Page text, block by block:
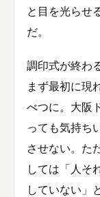
と目を光らせ
だ。
調印式が終わ
まず最初に現
べつに。大阪
っても気持ち
させない。た
しては「人そ
していない」